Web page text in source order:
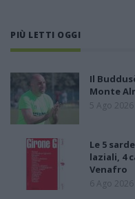
PIÙ LETTI OGGI
Il
Monte
5 Ago 2026
Le 5
laziali, 4
Venafro
6 Ago 2026